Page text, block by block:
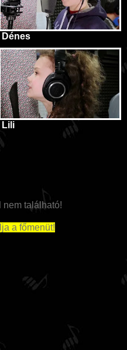
Dénes
Lili
nem található!
a főmenüt!